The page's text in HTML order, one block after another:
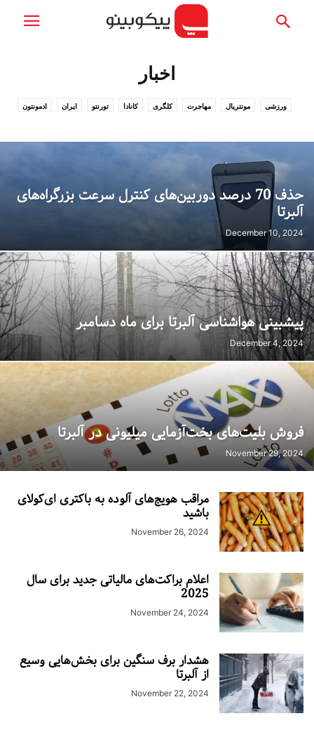
اخبار
ادمونتون ایران تورنتو کانادا کلگری مهاجرت مونتریال ورزشی
حذف 70 درصد دوربین‌های کنترل سرعت بزرگراه‌های
آلبرتا
December 10, 2024
پیشبینی هواشناسی آلبرتا برای ماه دسامبر
December 4, 2024
فروش بلیت‌های بخت‌آزمایی میلیونی در آلبرتا
November 29, 2024
مراقب هویج‌های آلوده به باکتری ای‌کولای
باشید
November 26, 2024
اعلام براکت‌های مالیاتی جدید برای سال
2025
November 24, 2024
هشدار برف سنگین برای بخش‌هایی وسیع
از آلبرتا
November 22, 2024